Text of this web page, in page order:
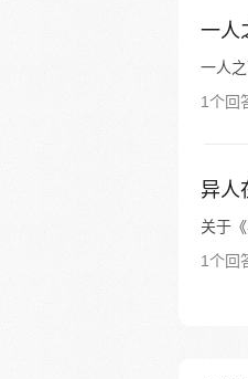
一人
一人
1个回
异人
关于
1个回